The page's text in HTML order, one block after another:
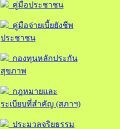
คู่มือประชาชน
คู่มือจ่ายเบี้ยยังชีพ
ประชาชน
กองทุนหลักประกัน
สุขภาพ
กฎหมายและ
ระเบียบที่สำคัญ (สภาฯ)
ประมวลจริยธรรม